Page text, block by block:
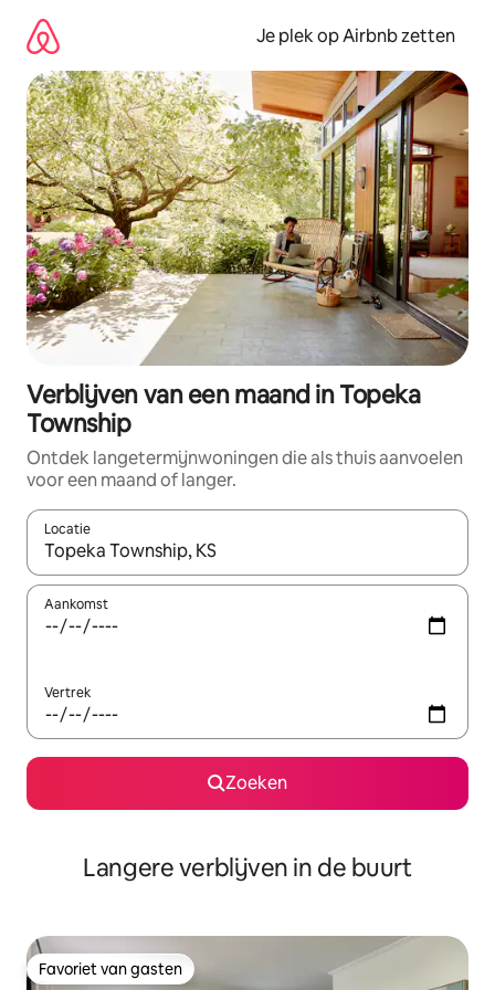
direct
naar
inhoud
Je plek op Airbnb zetten
Verblijven van een maand in Topeka
Township
Ontdek langetermijnwoningen die als thuis aanvoelen
voor een maand of langer.
Locatie
Wanneer er resultaten beschikbaar zijn, maak je een keuze
Aankomst
Vertrek
Zoeken
Langere verblijven in de buurt
Favoriet van gasten
Favoriet van gasten